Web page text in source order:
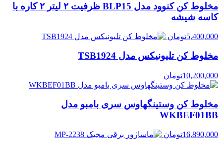
مخلوط کن کنوود مدل BLP15 ظرفیت ۲ لیتر ۲ کاره با
کاسه شیشه
5,400,000تومان
مخلوط کن تلیونیکس مدل TSB1924
10,200,000تومان
مخلوط کن وستینگهاوس سری بامبو مدل
WKBEF01BB
16,890,000تومان